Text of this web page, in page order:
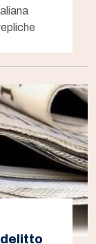
delitto